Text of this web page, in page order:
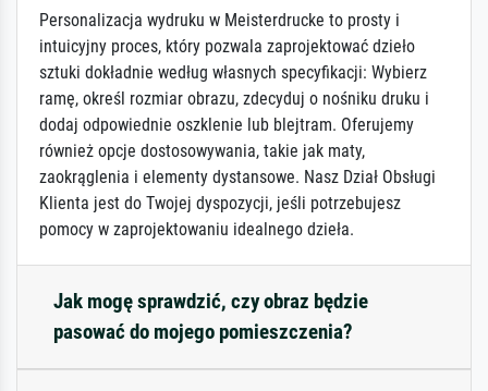
Personalizacja wydruku w Meisterdrucke to prosty i
intuicyjny proces, który pozwala zaprojektować dzieło
sztuki dokładnie według własnych specyfikacji: Wybierz
ramę, określ rozmiar obrazu, zdecyduj o nośniku druku i
dodaj odpowiednie oszklenie lub blejtram. Oferujemy
również opcje dostosowywania, takie jak maty,
zaokrąglenia i elementy dystansowe. Nasz Dział Obsługi
Klienta jest do Twojej dyspozycji, jeśli potrzebujesz
pomocy w zaprojektowaniu idealnego dzieła.
Jak mogę sprawdzić, czy obraz będzie
pasować do mojego pomieszczenia?